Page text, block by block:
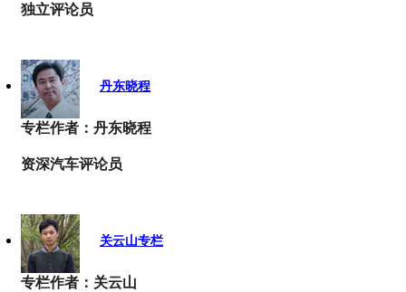
独立评论员
丹东晓程
专栏作者：丹东晓程
资深汽车评论员
关云山专栏
专栏作者：关云山